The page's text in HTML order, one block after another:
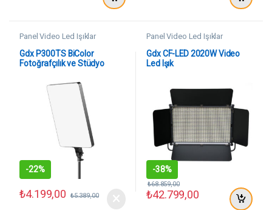
Panel Video Led Işıklar
Gdx P300TS BiColor
Fotoğrafçılık ve Stüdyo
Video Panel Sürekli Işık
-22%
₺4.199,00 ₺5.389,00
Panel Video Led Işıklar
Gdx CF-LED 2020W Video
Led Işık
-38%
₺42.799,00
₺68.859,00